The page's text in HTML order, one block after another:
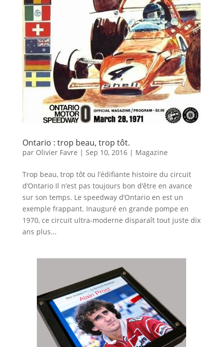
Ontario : trop beau, trop tôt.
par Olivier Favre | Sep 10, 2016| Magazine
Trop beau, trop tôt ou l’édifiante histoire du circuit
d’Ontario Il n’est pas toujours bon d’être en avance
sur son temps. Le speedway d’Ontario en est un
exemple frappant. Inauguré en grande pompe en
1970, ce circuit ultra-moderne disparaît tout juste dix
ans plus...